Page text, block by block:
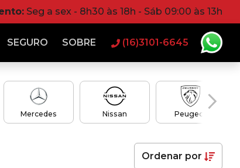
Seg a sex - 8h30 às 18h - Sáb 09:00 às 13h
SEGURO SOBRE (16)3101-6645
Mercedes Nissan Peugeot
Ordenar por